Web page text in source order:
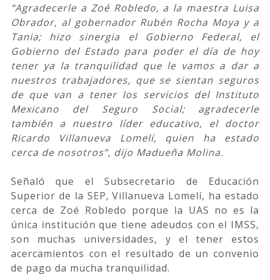
“Agradecerle a Zoé Robledo, a la maestra Luisa
Obrador, al gobernador Rubén Rocha Moya y a
Tania; hizo sinergia el Gobierno Federal, el
Gobierno del Estado para poder el día de hoy
tener ya la tranquilidad que le vamos a dar a
nuestros trabajadores, que se sientan seguros
de que van a tener los servicios del Instituto
Mexicano del Seguro Social; agradecerle
también a nuestro líder educativo, el doctor
Ricardo Villanueva Lomelí, quien ha estado
cerca de nosotros”, dijo Madueña Molina.
Señaló que el Subsecretario de Educación
Superior de la SEP, Villanueva Lomelí, ha estado
cerca de Zoé Robledo porque la UAS no es la
única institución que tiene adeudos con el IMSS,
son muchas universidades, y el tener estos
acercamientos con el resultado de un convenio
de pago da mucha tranquilidad.